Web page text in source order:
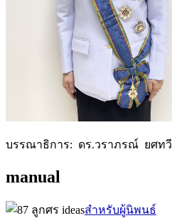
บรรณาธิการ: ดร.วราภรณ์ ยศทวี
manual
สำหรับผู้นิพนธ์